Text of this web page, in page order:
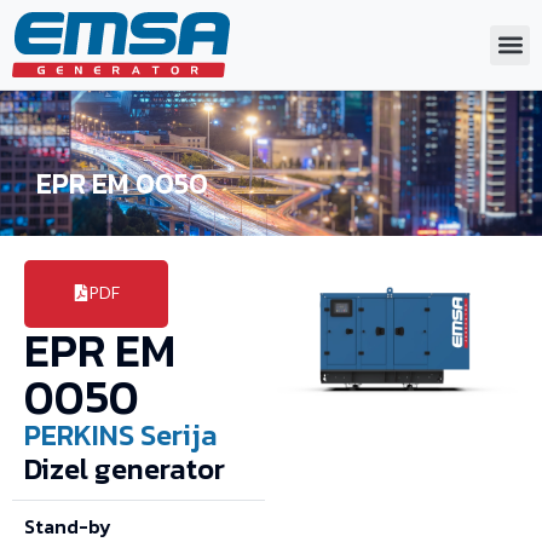
EPR EM 0050
PDF
EPR EM
0050
PERKINSSerija
Dizel generator
Stand-by